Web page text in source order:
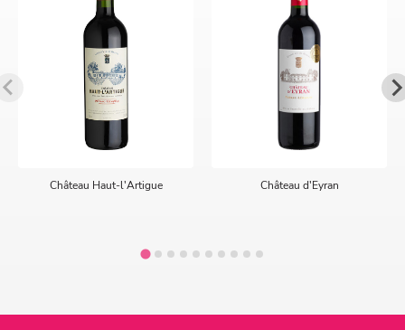
Château Haut-l'Artigue Château d'Eyran